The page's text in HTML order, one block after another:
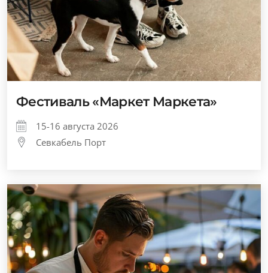
Фестиваль «Маркет Маркета»
15-16 августа 2026
Севкабель Порт